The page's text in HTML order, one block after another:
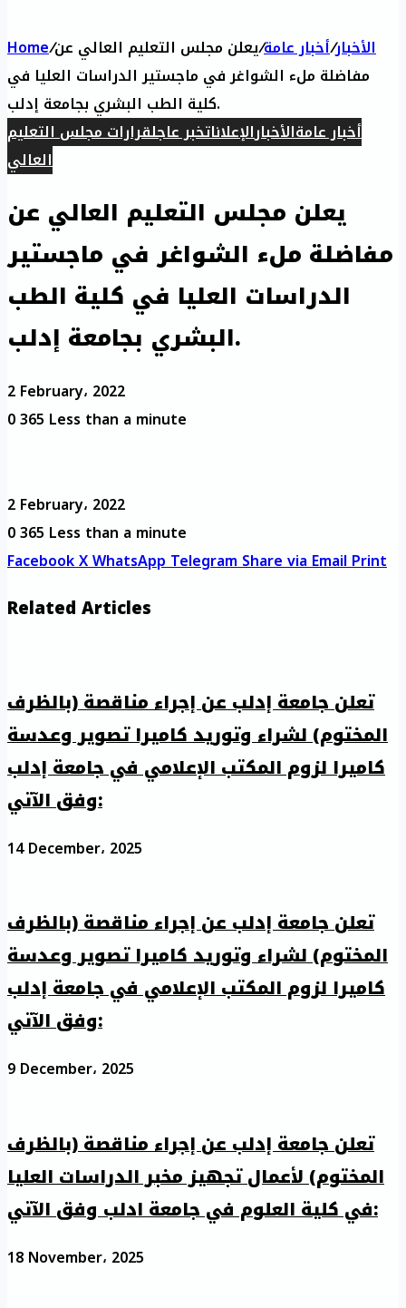
Home/ الأخبار/أخبار عامة/يعلن مجلس التعليم العالي عن
مفاضلة ملء الشواغر في ماجستير الدراسات العليا في
كلية الطب البشري بجامعة إدلب.
أخبار عامةالأخبارالإعلاناتخبر عاجلقرارات مجلس التعليم
العالي
يعلن مجلس التعليم العالي عن
مفاضلة ملء الشواغر في ماجستير
الدراسات العليا في كلية الطب
البشري بجامعة إدلب.
2 February، 2022
0365 Less than a minute
2 February، 2022
0365 Less than a minute
FacebookXWhatsAppTelegramShare via EmailPrint
Related Articles
تعلن جامعة إدلب عن إجراء مناقصة (بالظرف
المختوم) لشراء وتوريد كاميرا تصوير وعدسة
كاميرا لزوم المكتب الإعلامي في جامعة إدلب
وفق الآتي:
14 December، 2025
تعلن جامعة إدلب عن إجراء مناقصة (بالظرف
المختوم) لشراء وتوريد كاميرا تصوير وعدسة
كاميرا لزوم المكتب الإعلامي في جامعة إدلب
وفق الآتي:
9 December، 2025
تعلن جامعة إدلب عن إجراء مناقصة (بالظرف
المختوم) لأعمال تجهيز مخبر الدراسات العليا
في كلية العلوم في جامعة ادلب وفق الآتي:
18 November، 2025